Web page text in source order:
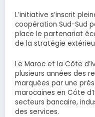
L’initiative s’inscrit
coopération Sud-Sud
place le partenariat
de la stratégie
Le Maroc et la Côte
plusieurs années des
marquées par une
marocaines en Côte
secteurs bancaire,
des services.